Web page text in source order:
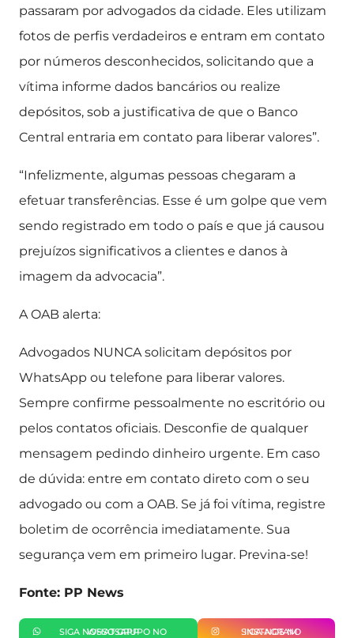
passaram por advogados da cidade. Eles utilizam
fotos de perfis verdadeiros e entram em contato
por números desconhecidos, solicitando que a
vítima informe dados bancários ou realize
depósitos, sob a justificativa de que o Banco
Central entraria em contato para liberar valores”.
“Infelizmente, algumas pessoas chegaram a
efetuar transferências. Esse é um golpe que vem
sendo registrado em todo o país e que já causou
prejuízos significativos a clientes e danos à
imagem da advocacia”.
A OAB alerta:
Advogados NUNCA solicitam depósitos por
WhatsApp ou telefone para liberar valores.
Sempre confirme pessoalmente no escritório ou
pelos contatos oficiais. Desconfie de qualquer
mensagem pedindo dinheiro urgente. Em caso
de dúvida: entre em contato direto com o seu
advogado ou com a OAB. Se já foi vítima, registre
boletim de ocorrência imediatamente. Sua
segurança vem em primeiro lugar. Previna-se!
Fonte: PP News
SIGA NOSSO GRUPO NO WHATSAPP SIGA-NOS NO INSTAGRAM